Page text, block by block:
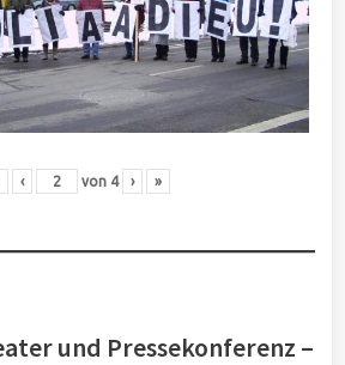
‹ von 4 › »
und Pressekonferenz –